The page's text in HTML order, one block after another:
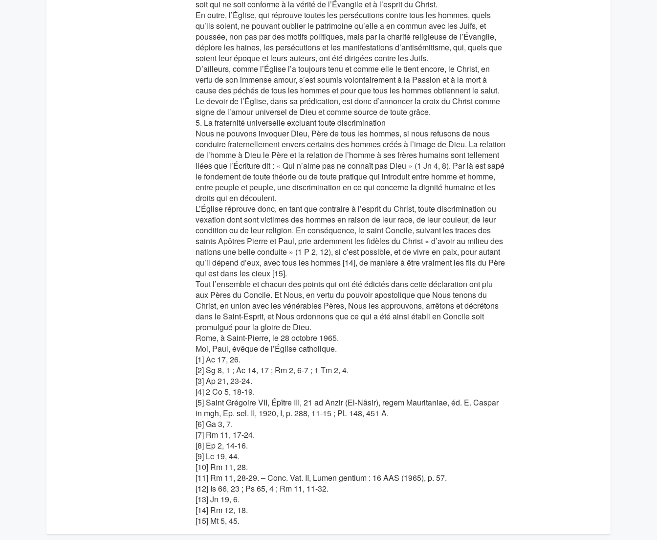
soit qui ne soit conforme à la vérité de l’Évangile et à l’esprit du Christ.
En outre, l’Église, qui réprouve toutes les persécutions contre tous les hommes, quels
qu’ils soient, ne pouvant oublier le patrimoine qu’elle a en commun avec les Juifs, et
poussée, non pas par des motifs politiques, mais par la charité religieuse de l’Évangile,
déplore les haines, les persécutions et les manifestations d’antisémitisme, qui, quels que
soient leur époque et leurs auteurs, ont été dirigées contre les Juifs.
D’ailleurs, comme l’Église l’a toujours tenu et comme elle le tient encore, le Christ, en
vertu de son immense amour, s’est soumis volontairement à la Passion et à la mort à
cause des péchés de tous les hommes et pour que tous les hommes obtiennent le salut.
Le devoir de l’Église, dans sa prédication, est donc d’annoncer la croix du Christ comme
signe de l’amour universel de Dieu et comme source de toute grâce.
5. La fraternité universelle excluant toute discrimination
Nous ne pouvons invoquer Dieu, Père de tous les hommes, si nous refusons de nous
conduire fraternellement envers certains des hommes créés à l’image de Dieu. La relation
de l’homme à Dieu le Père et la relation de l’homme à ses frères humains sont tellement
liées que l’Écriture dit : « Qui n’aime pas ne connaît pas Dieu » (1 Jn 4, 8). Par là est sapé
le fondement de toute théorie ou de toute pratique qui introduit entre homme et homme,
entre peuple et peuple, une discrimination en ce qui concerne la dignité humaine et les
droits qui en découlent.
L’Église réprouve donc, en tant que contraire à l’esprit du Christ, toute discrimination ou
vexation dont sont victimes des hommes en raison de leur race, de leur couleur, de leur
condition ou de leur religion. En conséquence, le saint Concile, suivant les traces des
saints Apôtres Pierre et Paul, prie ardemment les fidèles du Christ « d’avoir au milieu des
nations une belle conduite » (1 P 2, 12), si c’est possible, et de vivre en paix, pour autant
qu’il dépend d’eux, avec tous les hommes [14], de manière à être vraiment les fils du Père
qui est dans les cieux [15].
Tout l’ensemble et chacun des points qui ont été édictés dans cette déclaration ont plu
aux Pères du Concile. Et Nous, en vertu du pouvoir apostolique que Nous tenons du
Christ, en union avec les vénérables Pères, Nous les approuvons, arrêtons et décrétons
dans le Saint-Esprit, et Nous ordonnons que ce qui a été ainsi établi en Concile soit
promulgué pour la gloire de Dieu.
Rome, à Saint-Pierre, le 28 octobre 1965.
Moi, Paul, évêque de l’Église catholique.
[1] Ac 17, 26.
[2] Sg 8, 1 ; Ac 14, 17 ; Rm 2, 6-7 ; 1 Tm 2, 4.
[3] Ap 21, 23-24.
[4] 2 Co 5, 18-19.
[5] Saint Grégoire VII, Épître III, 21 ad Anzir (El-Nâsir), regem Mauritaniae, éd. E. Caspar
in mgh, Ep. sel. II, 1920, I, p. 288, 11-15 ; PL 148, 451 A.
[6] Ga 3, 7.
[7] Rm 11, 17-24.
[8] Ep 2, 14-16.
[9] Lc 19, 44.
[10] Rm 11, 28.
[11] Rm 11, 28-29. – Conc. Vat. II, Lumen gentium : 16 AAS (1965), p. 57.
[12] Is 66, 23 ; Ps 65, 4 ; Rm 11, 11-32.
[13] Jn 19, 6.
[14] Rm 12, 18.
[15] Mt 5, 45.